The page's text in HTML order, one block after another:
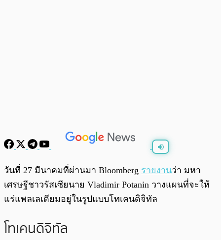
พร้อมเล่น 0:00
วันที่ 27 มีนาคมที่ผ่านมา Bloomberg รายงานว่า มหา
เศรษฐีชาวรัสเซียนาย Vladimir Potanin วางแผนที่จะให้
แร่แพลเลเดียมอยู่ในรูปแบบโทเคนดิจิทัล
โทเคนดิจิทัล